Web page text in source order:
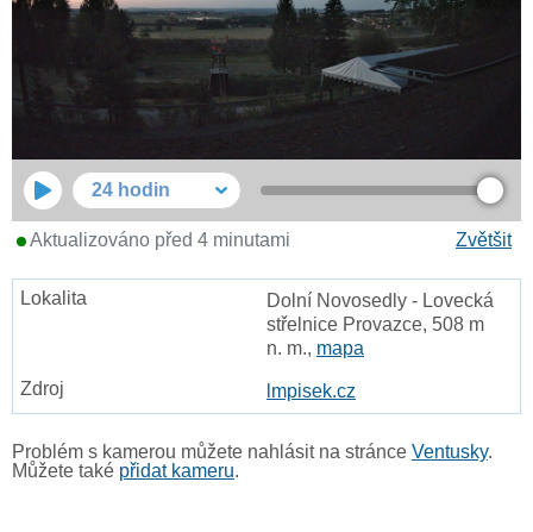
24 hodin
Zvětšit
Aktualizováno před 4 minutami
Dolní Novosedly - Lovecká
střelnice Provazce, 508 m
n. m., mapa
lmpisek.cz
Problém s kamerou můžete nahlásit na stránce Ventusky.
Můžete také přidat kameru.